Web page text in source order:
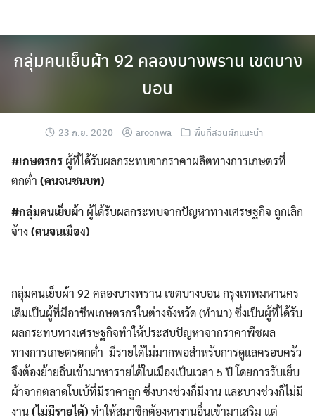
กลุ่มคนเย็บผ้า 92 คลองบางพราน เขตบาง
บอน
23 ก.ย. 2020 aroonwa พื้นที่สวนผักแนะนำ
#เกษตรกร ผู้ที่ได้รับผลกระทบจากราคาผลิตทางการเกษตรที่
ตกต่ำ (คนจนชนบท)
#กลุ่มคนเย็บผ้า ผู้ได้รับผลกระทบจากปัญหาทางเศรษฐกิจ ถูกเลิก
จ้าง (คนจนเมือง)
กลุ่มคนเย็บผ้า 92 คลองบางพราน เขตบางบอน กรุงเทพมหานคร
เดิมเป็นผู้ที่มีอาชีพเกษตรกรในต่างจังหวัด (ทำนา) ซึ่งเป็นผู้ที่ได้รับ
ผลกระทบทางเศรษฐกิจทำให้ประสบปัญหาจากราคาพืชผล
ทางการเกษตรตกต่ำ มีรายได้ไม่มากพอสำหรับการดูแลครอบครัว
จึงต้องย้ายถิ่นเข้ามาหารายได้ในเมืองเป็นเวลา 5 ปี โดยการรับเย็บ
ผ้าจากตลาดโบเบ้ที่มีราคาถูก ซึ่งบางช่วงก็มีงาน และบางช่วงก็ไม่มี
งาน(ไม่มีรายได้) ทำให้สมาชิกต้องหางานอื่นเข้ามาเสริม แต่